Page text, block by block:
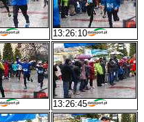
13:26:10
13:26:45